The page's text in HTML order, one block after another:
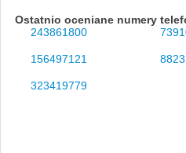
Ostatnio oceniane numery
243861800
156497121
323419779